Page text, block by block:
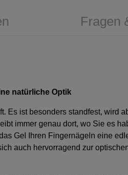
Fragen
natürliche Optik
Es ist besonders standfest, wird
immer genau dort, wo Sie es
Gel Ihren Fingernägeln eine
auch hervorragend zur